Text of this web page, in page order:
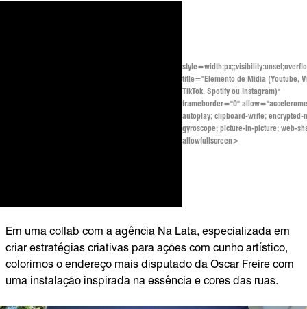
title="Elemento de Mídia (Youtube,
TikTok, Spotify ou Instagram)"
frameborder="0"
autoplay; clipboard-write; encrypted-
gyroscope; picture-in-picture; web-
allowfullscreen>
Em uma collab com a agência Na Lata, especializada em
criar estratégias criativas para ações com cunho artístico,
colorimos o endereço mais disputado da Oscar Freire com
uma instalação inspirada na essência e cores das ruas.